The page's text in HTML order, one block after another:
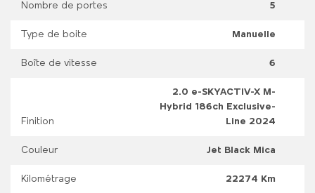
Nombre de portes 5
Type de boite Manuelle
Boîte de vitesse 6
Finition
2.0 e-SKYACTIV-X M-
Hybrid 186ch Exclusive-
Line 2024
Couleur Jet Black Mica
Kilométrage 22274 Km